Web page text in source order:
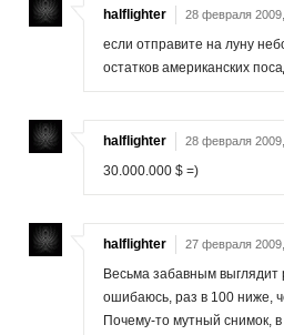
halflighter 28 февраля
если отправите на луну
остатков американских
halflighter 28 февраля
30.000.000 $ =)
halflighter 27 февраля
Весьма забавным
ошибаюсь, раз в 100 ниже,
Почему-то мутный снимок,